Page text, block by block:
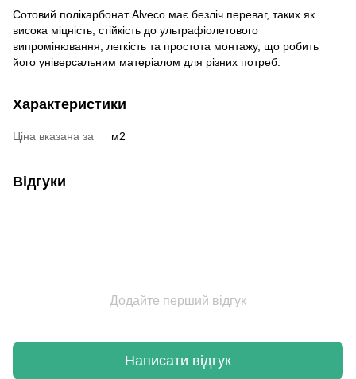
Сотовий полікарбонат Alveco має безліч переваг, таких як
висока міцність, стійкість до ультрафіолетового
випромінювання, легкість та простота монтажу, що робить
його універсальним матеріалом для різних потреб.
Характеристики
Ціна вказана за м2
Відгуки
Додайте перший відгук
Написати відгук